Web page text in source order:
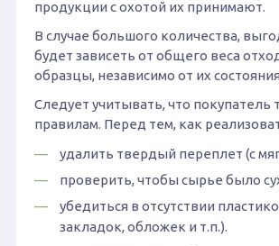
продукции с охотой их принимают.
В случае большого количества,
будет зависеть от общего веса
образцы, независимо от их
Следует учитывать, что
правилам. Перед тем, как
удалить твердый переплет (с
проверить, чтобы сырье было
убедиться в отсутствии
закладок, обложек и т.п.).